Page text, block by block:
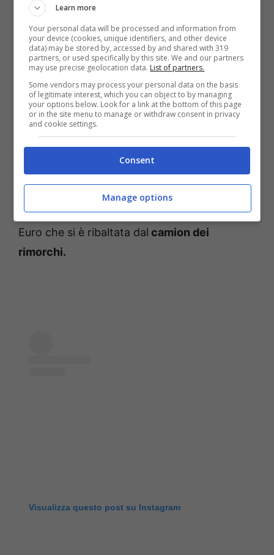
Lamborghini Diablo (Instagram – fuoristrada.it)
Il picco di velocità che può raggiungere è di
325 km/h, con l’accelerazione che le
permette così di passare da 0 a 100 km/h in
che accadesse nulla a un’auto del genere, ma
nota pagina su Instagram, ha
immortalato unaDiabloda circa 300 mila
Euro che si è ribaltata dal camion dei
rimorchi.
Visualizza questo post su Instagram
Learn more
Your personal data will be processed and information from
your device (cookies, unique identifiers, and other device
data) may be stored by, accessed by and shared with 319
partners, or used specifically by this site. We and our partners
may use precise geolocation data. List of partners.
Some vendors may process your personal data on the basis
of legitimate interest, which you can object to by managing
your options below. Look for a link at the bottom of this page
or in the site menu to manage or withdraw consent in privacy
and cookie settings.
Consent
Manage options